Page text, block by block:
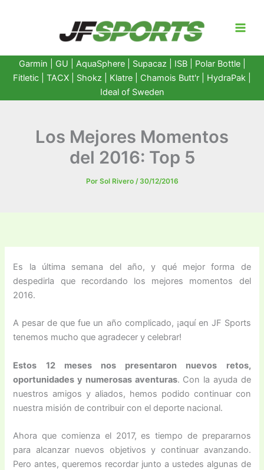
Garmin GU AquaSphere| Supacaz | ISB | Polar Bottle|
Fitletic
TACX Shokz Klatre Chamois Butt'r HydraPak
Ideal of Sweden
Los Mejores Momentos
del 2016: Top 5
Por Sol Rivero / 30/12/2016
Es la última semana del año, y qué mejor forma de
despedirla que recordando los mejores momentos del
2016.
A pesar de que fue un año complicado, ¡aquí en JF Sports
tenemos mucho que agradecer y celebrar!
Estos 12 meses nos presentaron nuevos retos,
oportunidades y numerosas aventuras. Con la ayuda de
nuestros amigos y aliados, hemos podido continuar con
nuestra misión de contribuir con el deporte nacional.
Ahora que comienza el 2017, es tiempo de prepararnos
para alcanzar nuevos objetivos y continuar avanzando.
Pero antes, queremos recordar junto a ustedes algunas de